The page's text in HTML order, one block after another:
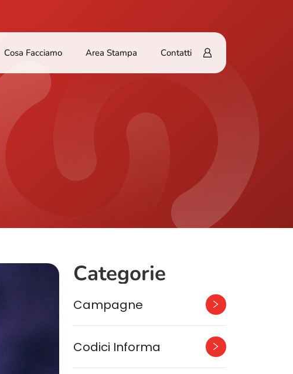
Cosa Facciamo Area Stampa Contatti
Categorie
Campagne
Codici Informa